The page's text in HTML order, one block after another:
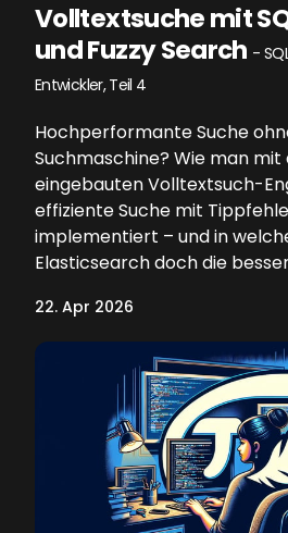
Volltextsuche mit
und Fuzzy Search -
Entwickler, Teil 4
Hochperformante Suche
Suchmaschine? Wie man mit
eingebauten Volltextsuch-
effiziente Suche mit
implementiert – und in
Elasticsearch doch die
22. Apr 2026